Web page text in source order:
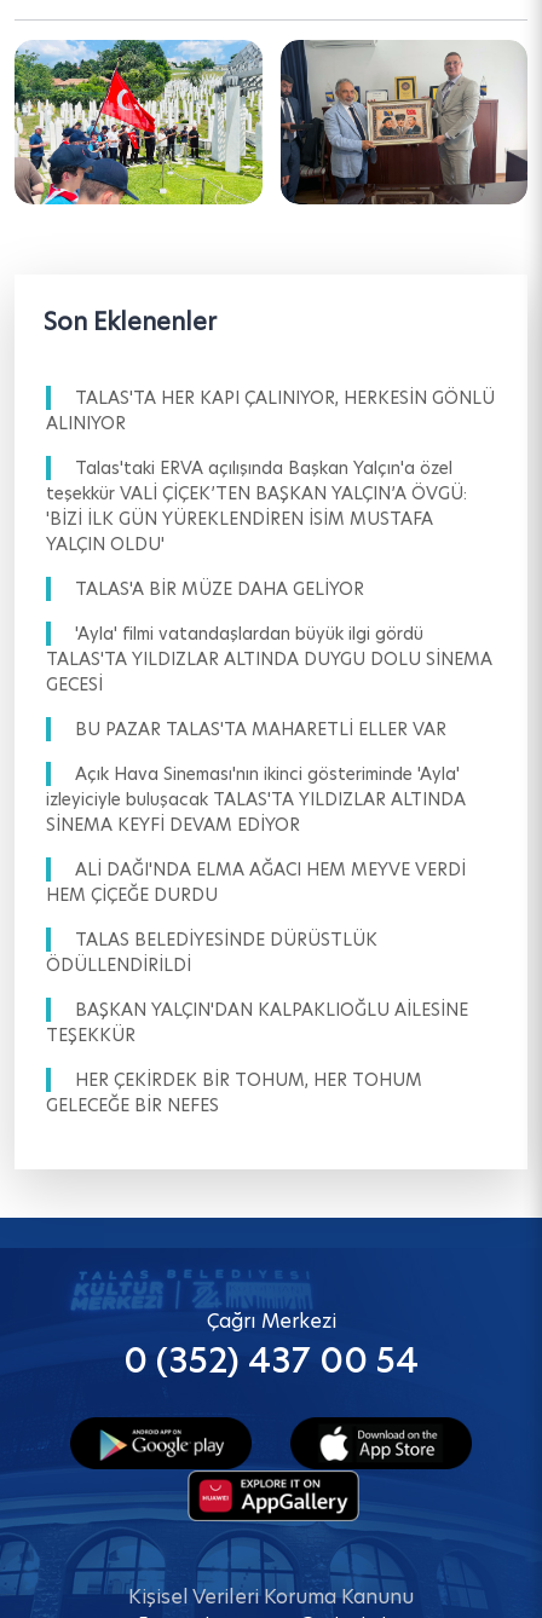
Son Eklenenler
TALAS'TA HER KAPI ÇALINIYOR, HERKESİN GÖNLÜ
ALINIYOR
Talas'taki ERVA açılışında Başkan Yalçın'a özel
teşekkür VALİ ÇİÇEK’TEN BAŞKAN YALÇIN’A ÖVGÜ:
'BİZİ İLK GÜN YÜREKLENDİREN İSİM MUSTAFA
YALÇIN OLDU'
TALAS'A BİR MÜZE DAHA GELİYOR
'Ayla' filmi vatandaşlardan büyük ilgi gördü
TALAS'TA YILDIZLAR ALTINDA DUYGU DOLU SİNEMA
GECESİ
BU PAZAR TALAS'TA MAHARETLİ ELLER VAR
Açık Hava Sineması'nın ikinci gösteriminde 'Ayla'
izleyiciyle buluşacak TALAS'TA YILDIZLAR ALTINDA
SİNEMA KEYFİ DEVAM EDİYOR
ALİ DAĞI'NDA ELMA AĞACI HEM MEYVE VERDİ
HEM ÇİÇEĞE DURDU
TALAS BELEDİYESİNDE DÜRÜSTLÜK
ÖDÜLLENDİRİLDİ
BAŞKAN YALÇIN'DAN KALPAKLIOĞLU AİLESİNE
TEŞEKKÜR
HER ÇEKİRDEK BİR TOHUM, HER TOHUM
GELECEĞE BİR NEFES
Çağrı Merkezi
0 (352) 437 00 54
Kişisel Verileri Koruma Kanunu